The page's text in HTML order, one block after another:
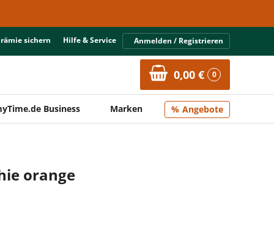
sichern Hilfe & Service Anmelden / Registrieren
0,00 € 0
Business Marken Angebote
orange